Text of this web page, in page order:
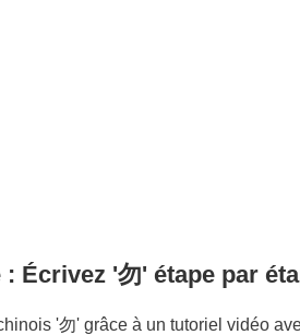
: Écrivez '勿' étape par
'勿' grâce à un tutoriel vidéo